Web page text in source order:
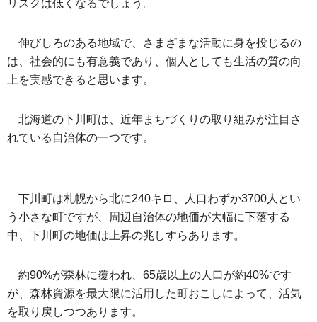
リスクは低くなるでしょう。
伸びしろのある地域で、さまざまな活動に身を投じるの
は、社会的にも有意義であり、個人としても生活の質の向
上を実感できると思います。
北海道の下川町は、近年まちづくりの取り組みが注目さ
れている自治体の一つです。
下川町は札幌から北に240キロ、人口わずか3700人とい
う小さな町ですが、周辺自治体の地価が大幅に下落する
中、下川町の地価は上昇の兆しすらあります。
約90%が森林に覆われ、65歳以上の人口が約40%です
が、森林資源を最大限に活用した町おこしによって、活気
を取り戻しつつあります。